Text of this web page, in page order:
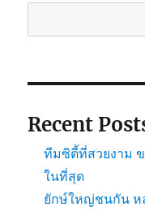
Recent
ทีมซิตี้ที่สวยงาม
ในที่สุด
ยักษ์ใหญ่ชนกัน ห